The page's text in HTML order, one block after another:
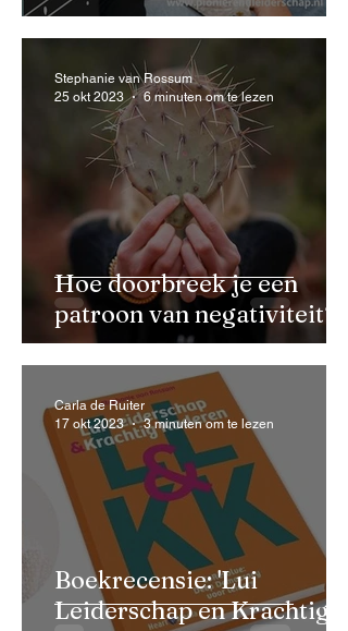
Hoe doorbreek je een
patroon van negativiteit?
Stephanie van Rossum
25 okt 2023
6 minuten om te lezen
Boekrecensie: 'Lui
Leiderschap en Krachtig
Carla de Ruiter
17 okt 2023
3 minuten om te lezen